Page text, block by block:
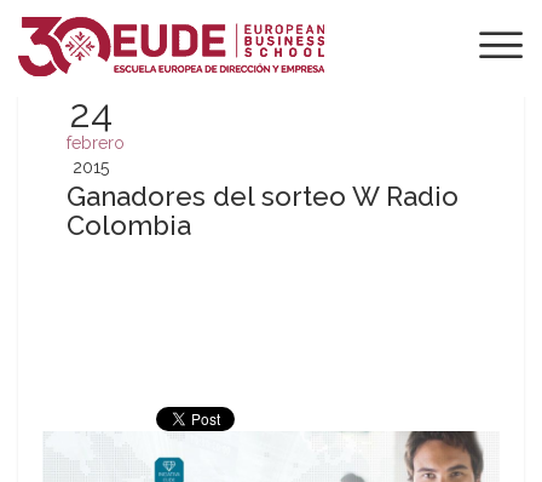
24
febrero
2015
Ganadores del sorteo W Radio
Colombia